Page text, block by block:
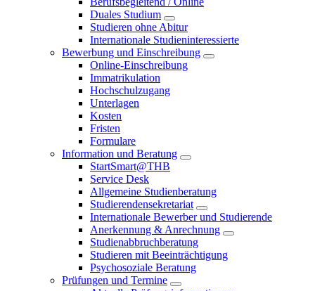
Duales Studium
Studieren ohne Abitur
Internationale Studieninteressierte
Bewerbung und Einschreibung
Online-Einschreibung
Immatrikulation
Hochschulzugang
Unterlagen
Kosten
Fristen
Formulare
Information und Beratung
StartSmart@THB
Service Desk
Allgemeine Studienberatung
Studierendensekretariat
Internationale Bewerber und Studierende
Anerkennung & Anrechnung
Studienabbruchberatung
Studieren mit Beeinträchtigung
Psychosoziale Beratung
Prüfungen und Termine